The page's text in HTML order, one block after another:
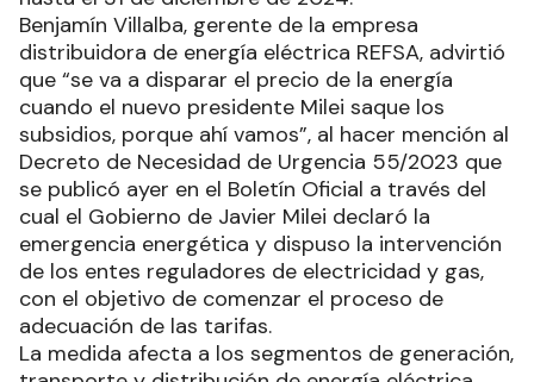
Benjamín Villalba, gerente de la empresa
distribuidora de energía eléctrica REFSA, advirtió
que “se va a disparar el precio de la energía
cuando el nuevo presidente Milei saque los
subsidios, porque ahí vamos”, al hacer mención al
Decreto de Necesidad de Urgencia 55/2023 que
se publicó ayer en el Boletín Oficial a través del
cual el Gobierno de Javier Milei declaró la
emergencia energética y dispuso la intervención
de los entes reguladores de electricidad y gas,
con el objetivo de comenzar el proceso de
adecuación de las tarifas.
La medida afecta a los segmentos de generación,